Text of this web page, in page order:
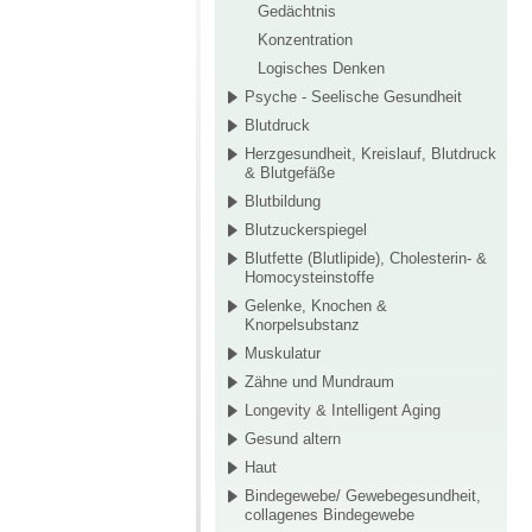
Gedächtnis
Konzentration
Logisches Denken
Psyche - Seelische Gesundheit
Blutdruck
Herzgesundheit, Kreislauf, Blutdruck
& Blutgefäße
Blutbildung
Blutzuckerspiegel
Blutfette (Blutlipide), Cholesterin- &
Homocysteinstoffe
Gelenke, Knochen &
Knorpelsubstanz
Muskulatur
Zähne und Mundraum
Longevity & Intelligent Aging
Gesund altern
Haut
Bindegewebe/ Gewebegesundheit,
collagenes Bindegewebe